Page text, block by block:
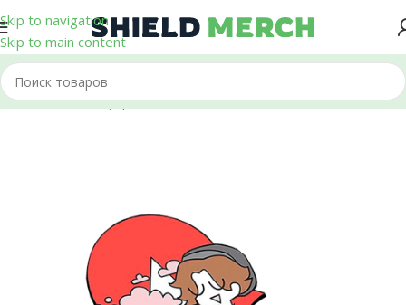
Skip to navigation
Skip to main content
Главная/Аксессуары/Пины